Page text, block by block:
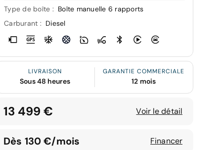
Type de boîte : Boîte manuelle 6 rapports
Carburant : Diesel
LIVRAISON
Sous 48 heures
GARANTIE COMMERCIALE
12 mois
13 499 € Voir le détail
Dès 130 €/mois Financer